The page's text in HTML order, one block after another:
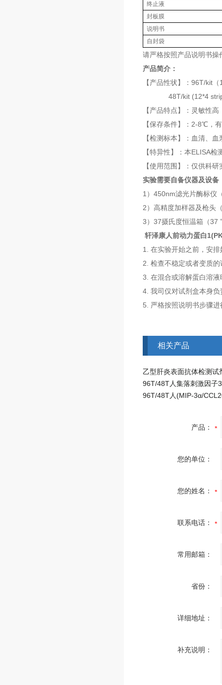
终止液
封板膜
说明书
自封袋
请严格按照产品说明书
产品简介：
【产品性状】：96T/kit
48T/kit (12*4 strips)
【产品特点】：灵敏性
【保存条件】：2-8℃，
【检测标本】：血清、
【特异性】：本ELISA
【使用范围】：仅供科
实验需要自备仪器及设备
1）450nm滤光片酶标仪
2）高精度加样器及枪头
3）37摄氏度恒温箱（
轩泽康人前动力蛋白
1. 在实验开始之前，安
2. 检查不稳定或者变质
3. 在混合或溶解蛋白溶
4. 我司仅对试剂盒本身
5. 严格按照说明书步骤
相关产品
产品：
您的单位：
您的姓名：
联系电话：
常用邮箱：
省份：
详细地址：
补充说明：